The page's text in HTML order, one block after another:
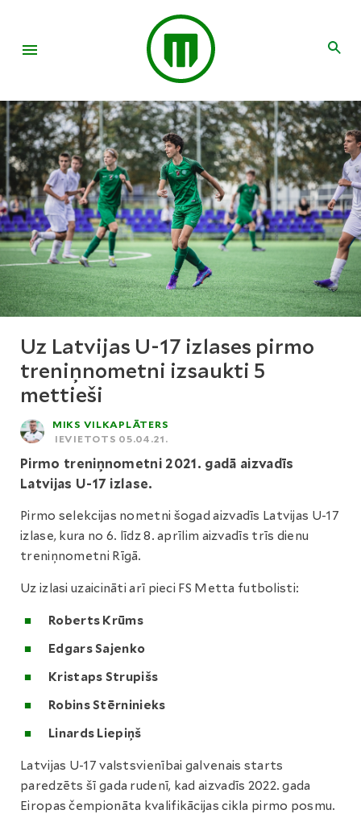
Uz Latvijas U-17 izlases pirmo
treniņnometni izsaukti 5
mettieši
MIKS VILKAPLĀTERS
IEVIETOTS 05.04.21.
Pirmo treniņnometni 2021. gadā aizvadīs
Latvijas U-17 izlase.
Pirmo selekcijas nometni šogad aizvadīs Latvijas U-17
izlase, kura no 6. līdz 8. aprīlim aizvadīs trīs dienu
treniņnometni Rīgā.
Uz izlasi uzaicināti arī pieci FS Metta futbolisti:
Roberts Krūms
Edgars Sajenko
Kristaps Strupišs
Robins Stērninieks
Linards Liepiņš
Latvijas U-17 valstsvienībai galvenais starts
paredzēts šī gada rudenī, kad aizvadīs 2022. gada
Eiropas čempionāta kvalifikācijas cikla pirmo posmu.